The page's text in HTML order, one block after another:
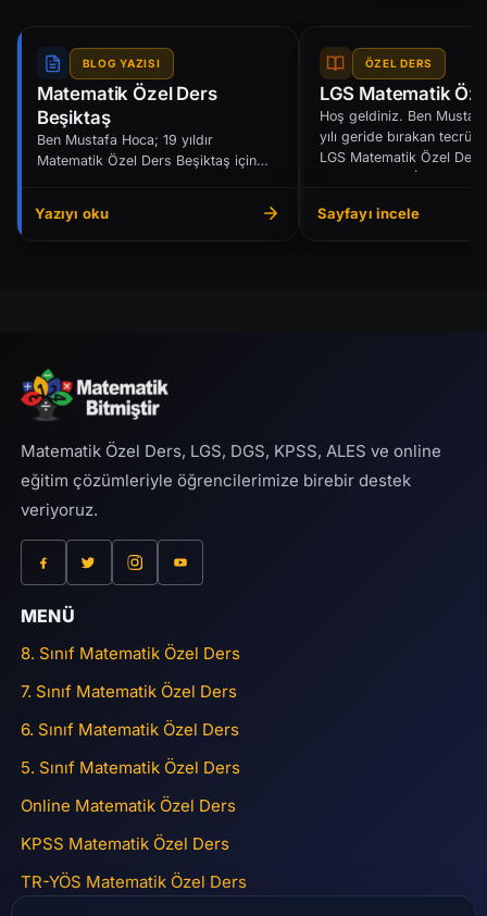
BLOG YAZISI
Matematik Özel Ders
Beşiktaş
Ben Mustafa Hoca; 19 yıldır
Matematik Özel Ders Beşiktaş için
Yazıyı oku
ÖZEL DERS
LGS Matematik
Hoş geldiniz. Ben
yılı geride bırakan
LGS Matematik Özel Ders
Sayfayı incele
Matematik Özel Ders, LGS, DGS, KPSS, ALES ve online
eğitim çözümleriyle öğrencilerimize birebir destek
veriyoruz.
MENÜ
8. Sınıf Matematik Özel Ders
7. Sınıf Matematik Özel Ders
6. Sınıf Matematik Özel Ders
5. Sınıf Matematik Özel Ders
Online Matematik Özel Ders
KPSS Matematik Özel Ders
TR-YÖS Matematik Özel Ders